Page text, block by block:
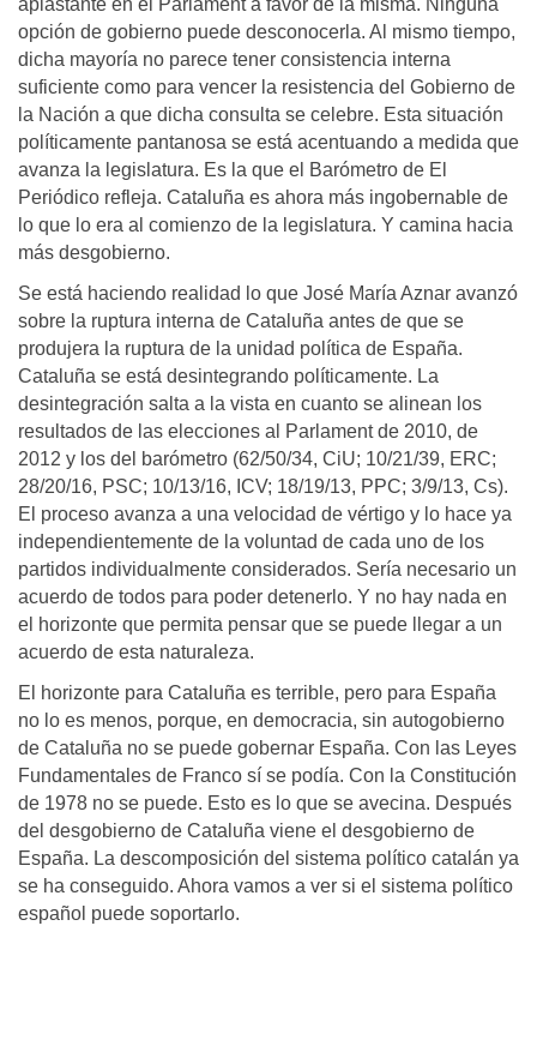
aplastante en el Parlament a favor de la misma. Ninguna
opción de gobierno puede desconocerla. Al mismo tiempo,
dicha mayoría no parece tener consistencia interna
suficiente como para vencer la resistencia del Gobierno de
la Nación a que dicha consulta se celebre. Esta situación
políticamente pantanosa se está acentuando a medida que
avanza la legislatura. Es la que el Barómetro de El
Periódico refleja. Cataluña es ahora más ingobernable de
lo que lo era al comienzo de la legislatura. Y camina hacia
más desgobierno.
Se está haciendo realidad lo que José María Aznar avanzó
sobre la ruptura interna de Cataluña antes de que se
produjera la ruptura de la unidad política de España.
Cataluña se está desintegrando políticamente. La
desintegración salta a la vista en cuanto se alinean los
resultados de las elecciones al Parlament de 2010, de
2012 y los del barómetro (62/50/34, CiU; 10/21/39, ERC;
28/20/16, PSC; 10/13/16, ICV; 18/19/13, PPC; 3/9/13, Cs).
El proceso avanza a una velocidad de vértigo y lo hace ya
independientemente de la voluntad de cada uno de los
partidos individualmente considerados. Sería necesario un
acuerdo de todos para poder detenerlo. Y no hay nada en
el horizonte que permita pensar que se puede llegar a un
acuerdo de esta naturaleza.
El horizonte para Cataluña es terrible, pero para España
no lo es menos, porque, en democracia, sin autogobierno
de Cataluña no se puede gobernar España. Con las Leyes
Fundamentales de Franco sí se podía. Con la Constitución
de 1978 no se puede. Esto es lo que se avecina. Después
del desgobierno de Cataluña viene el desgobierno de
España. La descomposición del sistema político catalán ya
se ha conseguido. Ahora vamos a ver si el sistema político
español puede soportarlo.